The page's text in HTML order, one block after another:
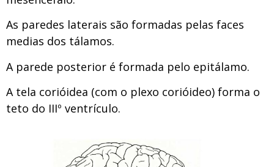
As paredes laterais são formadas pelas faces
medias dos tálamos.
A parede posterior é formada pelo epitálamo.
A tela corióidea (com o plexo corióideo) forma o
teto do IIIº ventrículo.